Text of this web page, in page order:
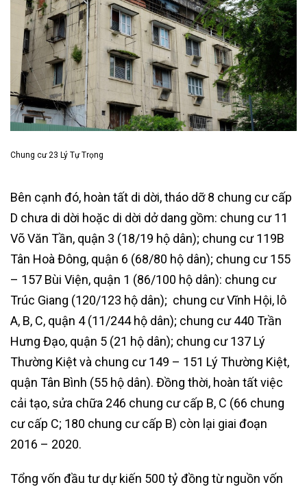
Chung cư 23 Lý Tự Trọng
Bên cạnh đó, hoàn tất di dời, tháo dỡ 8 chung cư cấp
D chưa di dời hoặc di dời dở dang gồm: chung cư 11
Võ Văn Tần, quận 3 (18/19 hộ dân); chung cư 119B
Tân Hoà Đông, quận 6 (68/80 hộ dân); chung cư 155
– 157 Bùi Viện, quận 1 (86/100 hộ dân): chung cư
Trúc Giang (120/123 hộ dân); chung cư Vĩnh Hội, lô
A, B, C, quận 4 (11/244 hộ dân); chung cư 440 Trần
Hưng Đạo, quận 5 (21 hộ dân); chung cư 137 Lý
Thường Kiệt và chung cư 149 – 151 Lý Thường Kiệt,
quận Tân Bình (55 hộ dân). Đồng thời, hoàn tất việc
cải tạo, sửa chữa 246 chung cư cấp B, C (66 chung
cư cấp C; 180 chung cư cấp B) còn lại giai đoạn
2016 – 2020.
Tổng vốn đầu tư dự kiến 500 tỷ đồng từ nguồn vốn